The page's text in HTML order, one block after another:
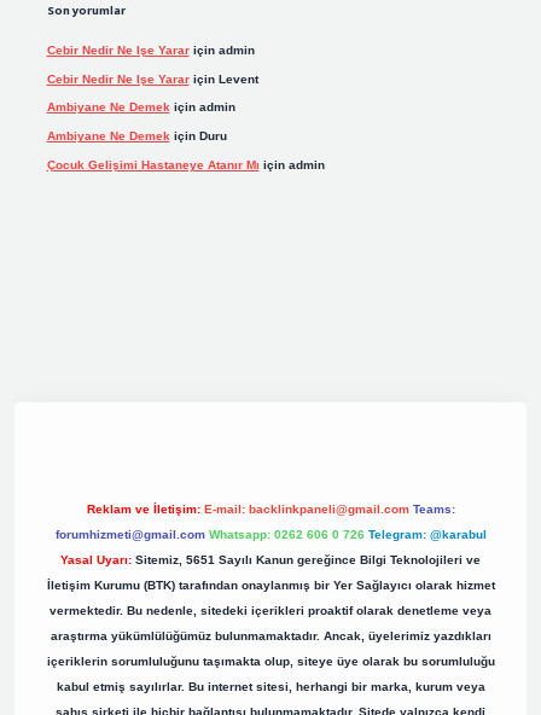
Son yorumlar
Cebir Nedir Ne Işe Yarariçin admin
Cebir Nedir Ne Işe Yarariçin Levent
Ambiyane Ne Demekiçin admin
Ambiyane Ne Demek için Duru
Çocuk Gelişimi Hastaneye Atanır Mı için admin
Reklam ve İletişim: E-mail: backlinkpaneli@gmail.com Teams:
forumhizmeti@gmail.com Whatsapp: 0262 606 0 726 Telegram: @karabul
Yasal Uyarı: Sitemiz, 5651 Sayılı Kanun gereğince Bilgi Teknolojileri ve
İletişim Kurumu (BTK) tarafından onaylanmış bir Yer Sağlayıcı olarak hizmet
vermektedir. Bu nedenle, sitedeki içerikleri proaktif olarak denetleme veya
araştırma yükümlülüğümüz bulunmamaktadır. Ancak, üyelerimiz yazdıkları
içeriklerin sorumluluğunu taşımakta olup, siteye üye olarak bu sorumluluğu
kabul etmiş sayılırlar. Bu internet sitesi, herhangi bir marka, kurum veya
şahıs şirketi ile hiçbir bağlantısı bulunmamaktadır. Sitede yalnızca kendi